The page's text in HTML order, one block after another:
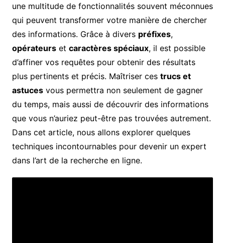
une multitude de fonctionnalités souvent méconnues
qui peuvent transformer votre manière de chercher
des informations. Grâce à divers préfixes,
opérateurset caractères spéciaux, il est possible
d’affiner vos requêtes pour obtenir des résultats
plus pertinents et précis. Maîtriser ces trucs et
astucesvous permettra non seulement de gagner
du temps, mais aussi de découvrir des informations
que vous n’auriez peut-être pas trouvées autrement.
Dans cet article, nous allons explorer quelques
techniques incontournables pour devenir un expert
dans l’art de la recherche en ligne.